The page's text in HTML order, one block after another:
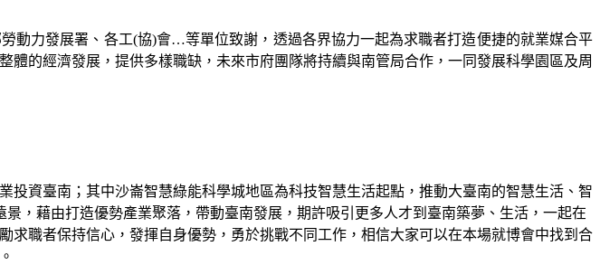
動力發展署、各工(協)會…等單位致謝，透過各界協力一起為求職者打造便捷的就業媒合平
的經濟發展，提供多樣職缺，未來市府團隊將持續與南管局合作，一同發展科學園區及周
資臺南；其中沙崙智慧綠能科學城地區為科技智慧生活起點，推動大臺南的智慧生活、智
景，藉由打造優勢產業聚落，帶動臺南發展，期許吸引更多人才到臺南築夢、生活，一起在
職者保持信心，發揮自身優勢，勇於挑戰不同工作，相信大家可以在本場就博會中找到合